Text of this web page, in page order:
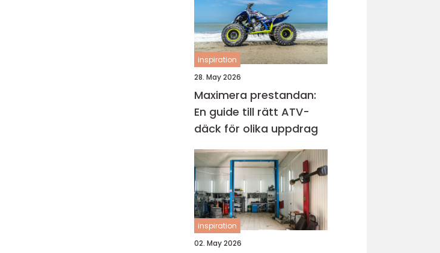
inspiration
28. May 2026
Maximera prestandan:
En guide till rätt ATV-
däck för olika uppdrag
inspiration
02. May 2026